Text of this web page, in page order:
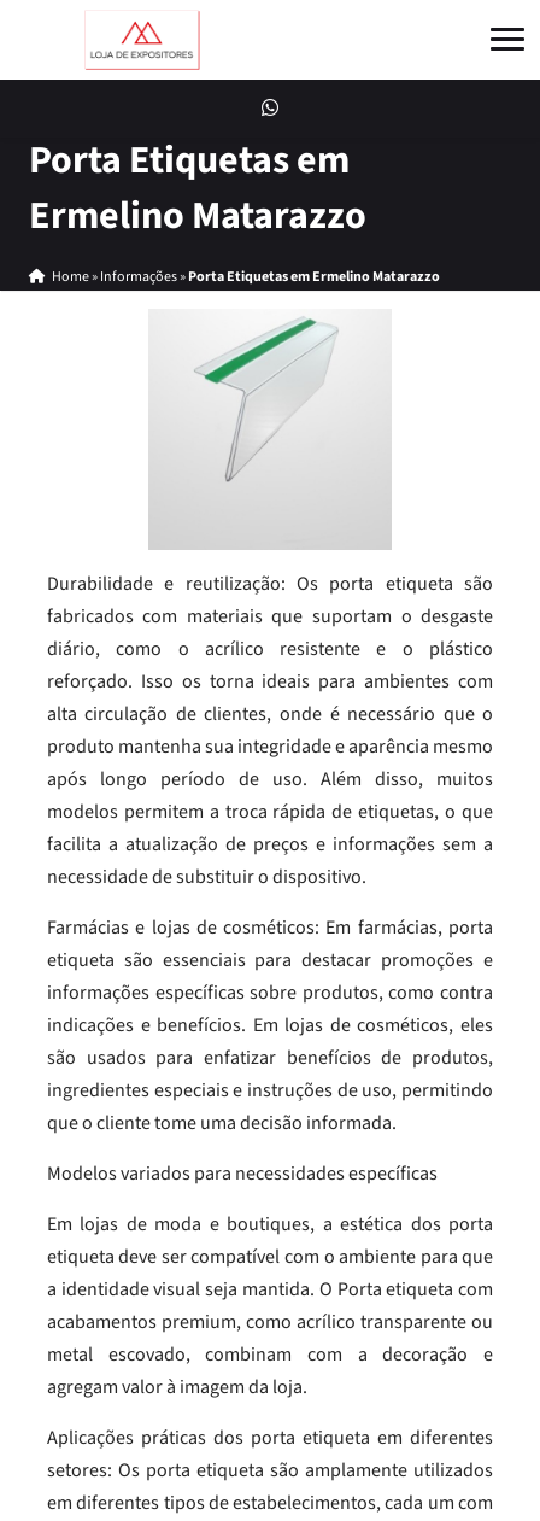
Porta Etiquetas em
Ermelino Matarazzo
Home»Informações»Porta Etiquetas em Ermelino Matarazzo
Durabilidade e reutilização: Os porta etiqueta são
fabricados com materiais que suportam o desgaste
diário, como o acrílico resistente e o plástico
reforçado. Isso os torna ideais para ambientes com
alta circulação de clientes, onde é necessário que o
produto mantenha sua integridade e aparência mesmo
após longo período de uso. Além disso, muitos
modelos permitem a troca rápida de etiquetas, o que
facilita a atualização de preços e informações sem a
necessidade de substituir o dispositivo.
Farmácias e lojas de cosméticos: Em farmácias, porta
etiqueta são essenciais para destacar promoções e
informações específicas sobre produtos, como contra
indicações e benefícios. Em lojas de cosméticos, eles
são usados para enfatizar benefícios de produtos,
ingredientes especiais e instruções de uso, permitindo
que o cliente tome uma decisão informada.
Modelos variados para necessidades específicas
Em lojas de moda e boutiques, a estética dos porta
etiqueta deve ser compatível com o ambiente para que
a identidade visual seja mantida. O Porta etiqueta com
acabamentos premium, como acrílico transparente ou
metal escovado, combinam com a decoração e
agregam valor à imagem da loja.
Aplicações práticas dos porta etiqueta em diferentes
setores: Os porta etiqueta são amplamente utilizados
em diferentes tipos de estabelecimentos, cada um com